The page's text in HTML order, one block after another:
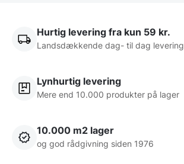
Hurtig levering fra kun 59 kr.
Landsdækkende dag- til dag levering
Lynhurtig levering
Mere end 10.000 produkter på lager
10.000 m2 lager
og god rådgivning siden 1976